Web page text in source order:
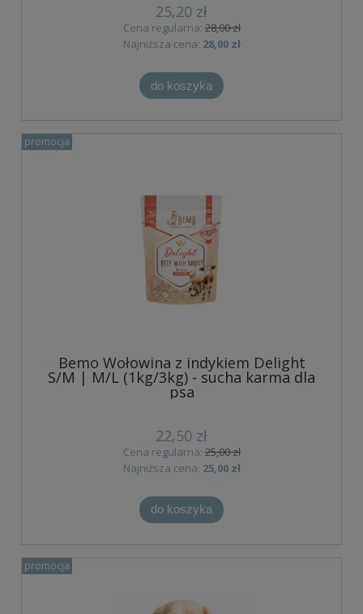
25,20 zł
Cena regularna:28,00 zł
Najniższa cena: 28,00 zł
do koszyka
Bemo Wołowina z indykiem Delight
S/M | M/L (1kg/3kg) - sucha karma dla
psa
22,50 zł
Cena regularna:25,00 zł
Najniższa cena: 25,00 zł
do koszyka
promocja
promocja